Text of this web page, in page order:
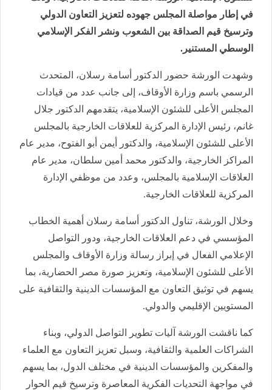
في إطار مواصلة المجلس جهوده لتعزيز التعاون الدولي
وترسيخ قيم الصداقة بين الشعوب ونشر الفكر الإسلامي
الوسطي المستنير.
وشهدت الورشة حضور الدكتور أسامة رسلان، المتحدث
الرسمي باسم وزارة الأوقاف، إلى جانب عدد من قيادات
المجلس الأعلى للشئون الإسلامية، يتقدمهم الدكتور جلال
غانم، رئيس الإدارة المركزية للعلاقات الخارجية بالمجلس
الأعلى للشئون الإسلامية، والدكتور أيمن أبو الفتوح، مدير عام
المراكز الخارجية، والدكتور محمد أمين سلطان، مدير عام
العلاقات الإسلامية بالمجلس، وعدد من موظفي الإدارة
المركزية للعلاقات الخارجية.
وخلال الورشة، تناول الدكتور أسامة رسلان أهمية الخطاب
المؤسسي في دعم العلاقات الخارجية، ودور التواصل
الإعلامي الفعال في إبراز رسالة وزارة الأوقاف والمجلس
الأعلى للشئون الإسلامية، وتعزيز صورة مصر الحضارية، بما
يسهم في توثيق التعاون مع المؤسسات الدينية والثقافية على
المستويين الإقليمي والدولي.
كما ناقشت الورشة آليات تطوير التواصل الدولي، وبناء
الشراكات العلمية والثقافية، وسبل تعزيز التعاون مع العلماء
والمفكرين والمؤسسات الدينية في مختلف الدول، بما يسهم
في مواجهة التحديات الفكرية المعاصرة وترسيخ قيم الحوار